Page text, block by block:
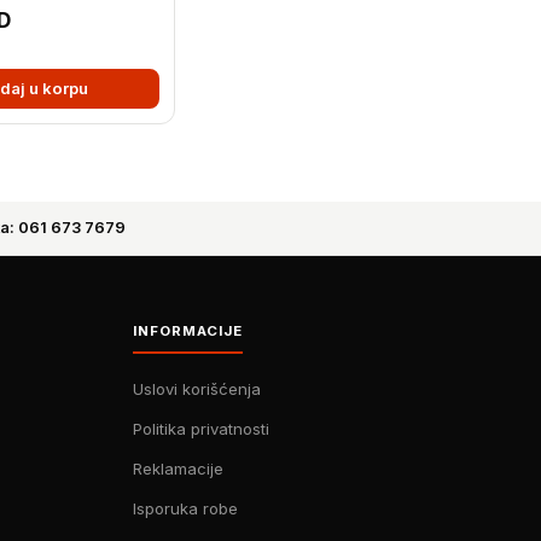
u korpu
061 673 7679
INFORMACIJE
Uslovi korišćenja
Politika privatnosti
Reklamacije
Isporuka robe